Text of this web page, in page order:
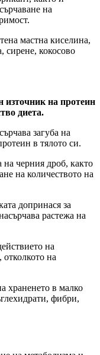
на
мастна киселина,
сирене, кокосово
източник на протеин
диета.
загуба на
в тялото си.
черния дроб, както
на количеството на
допринася за
растежа на
на
на
храненето в малко
фибри,